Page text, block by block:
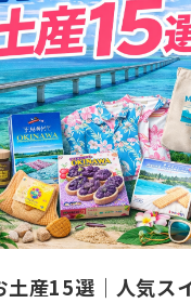
土産15選｜人気ス